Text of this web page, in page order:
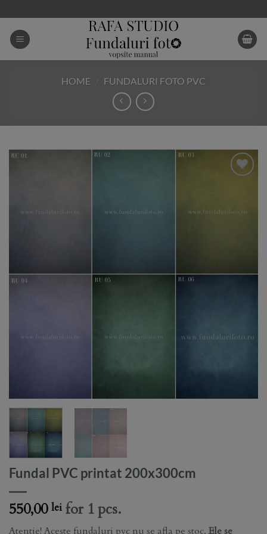
to
content
HOME FUNDALURI FOTO PVC
Fundal PVC printat 200x300cm
550,00 lei for 1 pcs.
Atentie! Aceste fundaluri pvc nu se afla pe stoc.Ele se